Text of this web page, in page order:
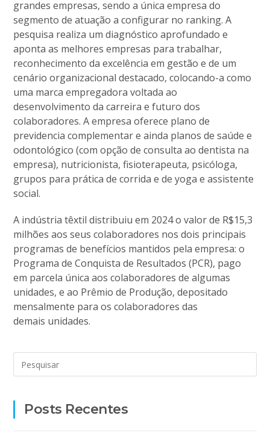
grandes empresas, sendo a única empresa do
segmento de atuação a configurar no ranking. A
pesquisa realiza um diagnóstico aprofundado e
aponta as melhores empresas para trabalhar,
reconhecimento da excelência em gestão e de um
cenário organizacional destacado, colocando-a como
uma marca empregadora voltada ao
desenvolvimento da carreira e futuro dos
colaboradores. A empresa oferece plano de
previdencia complementar e ainda planos de saúde e
odontológico (com opção de consulta ao dentista na
empresa), nutricionista, fisioterapeuta, psicóloga,
grupos para prática de corrida e de yoga e assistente
social.
A indústria têxtil distribuiu em 2024 o valor de R$15,3
milhões aos seus colaboradores nos dois principais
programas de benefícios mantidos pela empresa: o
Programa de Conquista de Resultados (PCR), pago
em parcela única aos colaboradores de algumas
unidades, e ao Prêmio de Produção, depositado
mensalmente para os colaboradores das
demais unidades.
Posts Recentes